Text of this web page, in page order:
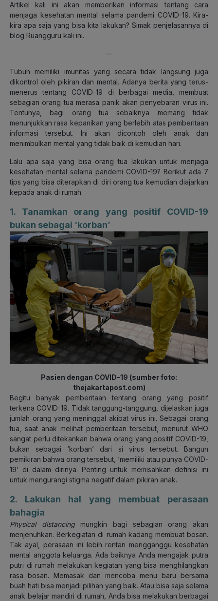
Artikel kali ini akan memberikan informasi tentang cara
menjaga kesehatan mental selama pandemi COVID-19. Kira-
kira apa saja yang bisa kita lakukan? Simak penjelasannya di
blog Ruangguru kali ini.
—
Tubuh memiliki imunitas yang secara tidak langsung juga
dikontrol oleh pikiran dan mental. Adanya berita yang terus-
menerus tentang COVID-19 di berbagai media, membuat
sebagian orang tua merasa panik akan penyebaran virus ini.
Tentunya, bagi orang tua sebaiknya memang tidak
menunjukkan rasa kepanikan yang berlebih atas pemberitaan
informasi tersebut. Ini akan dicontoh oleh anak dan
menimbulkan mental yang tidak baik di kemudian hari.
Lalu apa saja yang bisa orang tua lakukan untuk menjaga
kesehatan mental selama pandemi COVID-19? Berikut ada 7
tips yang bisa diterapkan di diri orang tua kemudian diajarkan
kepada anak di rumah.
1. Tanamkan orang yang positif COVID-19
bukan sebagai ‘korban’
Pasien dengan COVID-19 (sumber foto:
thejakartapost.com)
Begitu banyak pemberitaan tentang orang yang positif
terkena COVID-19. Tidak tanggung-tanggung, dijelaskan juga
jumlah orang yang meninggal akibat virus ini. Sebagai orang
tua, saat anak melihat pemberitaan tersebut, menurut WHO
sangat perlu ditekankan bahwa orang yang positif COVID-19,
bukan sebagai ‘korban’ dari si virus tersebut. Bangun
pemikiran bahwa orang tersebut, ‘memiliki atau punya COVID-
19’ di dalam dirinya. Penting untuk memisahkan definisi ini
untuk mengurangi stigma negatif dalam pikiran anak.
2. Lakukan hal yang membuat perasaan
bahagia
Physical distancingmungkin bagi sebagian orang akan
menjenuhkan. Berkegiatan di rumah kadang membuat bosan.
Tak ayal, perasaan ini lebih rentan mengganggu kesehatan
mental anggota keluarga. Ada baiknya Anda mengajak putra
putri di rumah melakukan kegiatan yang bisa menghilangkan
rasa bosan. Memasak dan mencoba menu baru bersama
buah hati bisa menjadi pilihan yang baik. Atau bisa saja selama
anak belajar mandiri di rumah, Anda bisa melakukan berbagai